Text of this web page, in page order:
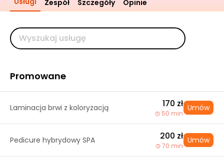
Zespół Szczegóły Opinie
Promowane
Laminacja brwi z koloryzacją 170 zł
50 min
Umów
Pedicure hybrydowy SPA 200 zł
70 min
Umów